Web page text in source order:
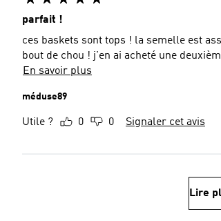
parfait !
ces baskets sont tops ! la semelle est
bout de chou ! j'en ai acheté une
En savoir plus
méduse89
Utile ? 0 0 Signaler cet avis
Lire